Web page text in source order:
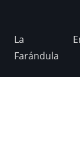
La
Farándula